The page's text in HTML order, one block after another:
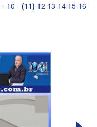
- 10 - (11) 12 13 14 15 16